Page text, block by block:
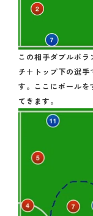
この相手ダブルボラ
チ＋トップ下の選手
す。ここにボールを
てきます。